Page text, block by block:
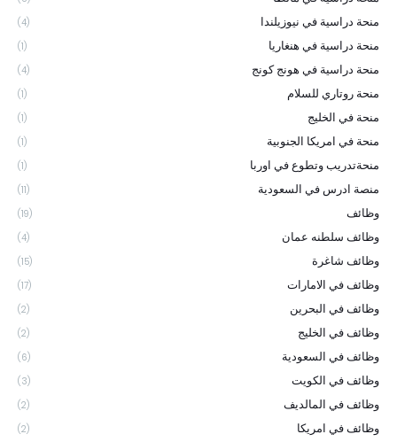
منحة دراسية في نيوزيلندا (4)
منحة دراسية في هنغاريا (1)
منحة دراسية في هونج كونج (4)
منحة روتاري للسلام (1)
منحة في الخليج (1)
منحة في امريكا الجنوبية (1)
منحةتدريب وتطوع في اوربا (1)
منصة ادرس في السعودية (11)
وظائف (19)
وظائف سلطنه عمان (4)
وظائف شاغرة (15)
وظائف في الامارات (17)
وظائف في البحرين (2)
وظائف في الخليج (2)
وظائف في السعودية (6)
وظائف في الكويت (3)
وظائف في المالديف (2)
وظائف في امريكا (2)